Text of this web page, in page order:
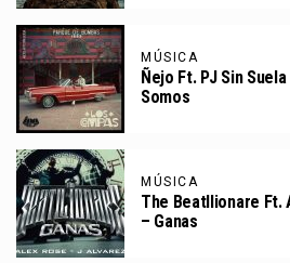
MÚSICA
Ñejo Ft. PJ Sin
Somos
MÚSICA
The Beatllionare Ft.
– Ganas